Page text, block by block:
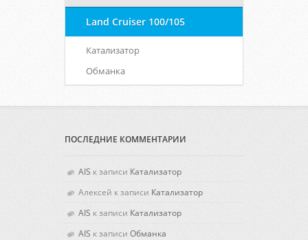
Land Cruiser 100/105
Катализатор
Обманка
ПОСЛЕДНИЕ КОММЕНТАРИИ
AIS к записи Катализатор
Алексей к записи Катализатор
AIS к записи Катализатор
AIS к записи Обманка